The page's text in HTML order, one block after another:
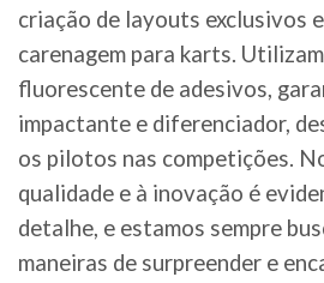
criação de layouts exclusivos
carenagem para karts.
fluorescente de adesivos,
impactante e diferenciador,
os pilotos nas competições.
qualidade e à inovação é
detalhe, e estamos sempre
maneiras de surpreender e